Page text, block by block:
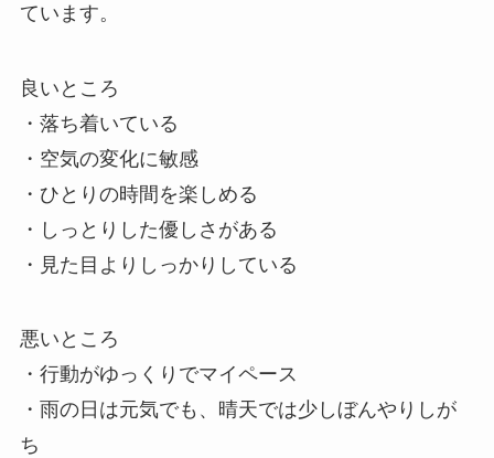
ています。
良いところ
・落ち着いている
・空気の変化に敏感
・ひとりの時間を楽しめる
・しっとりした優しさがある
・見た目よりしっかりしている
悪いところ
・行動がゆっくりでマイペース
・雨の日は元気でも、晴天では少しぼんやりしが
ち